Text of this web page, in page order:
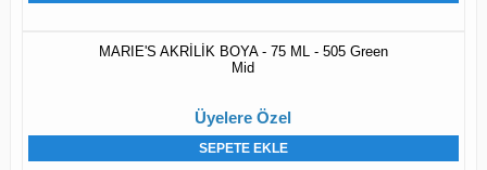
MARIE'S AKRİLİK BOYA - 75 ML - 505 Green
Mid
Üyelere Özel
SEPETE EKLE